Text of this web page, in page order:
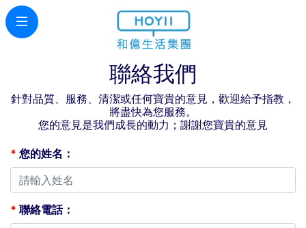
聯絡我們
針對品質、服務、清潔或任何寶貴的意見，歡迎給予指教，
將盡快為您服務。
您的意見是我們成長的動力；謝謝您寶貴的意見
* 您的姓名：
* 聯絡電話：